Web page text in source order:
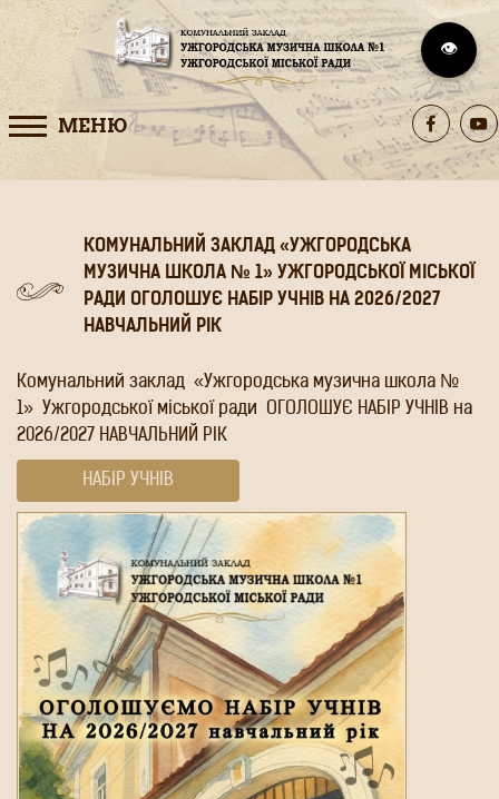
МЕНЮ
КОМУНАЛЬНИЙ ЗАКЛАД «УЖГОРОДСЬКА
МУЗИЧНА ШКОЛА № 1» УЖГОРОДСЬКОЇ МІСЬКОЇ
РАДИ ОГОЛОШУЄ НАБІР УЧНІВ НА 2026/2027
НАВЧАЛЬНИЙ РІК
Комунальний заклад «Ужгородська музична школа №
1» Ужгородської міської ради ОГОЛОШУЄ НАБІР УЧНІВ на
2026/2027 НАВЧАЛЬНИЙ РІК
НАБІР УЧНІВ
👁️